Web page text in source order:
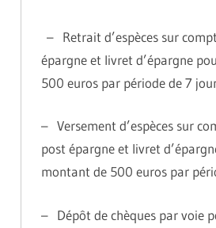
– Retrait d’espèces sur
épargne et livret d’épargne
500 euros par période de 7
– Versement d’espèces sur
post épargne et livret
montant de 500 euros par
– Dépôt de chèques par voie